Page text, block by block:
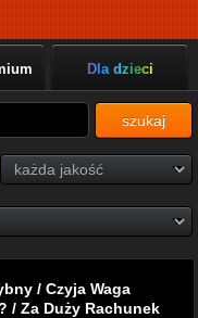
Dla dzieci
szukaj
/ Czyja Waga
/ Za Duży Rachunek